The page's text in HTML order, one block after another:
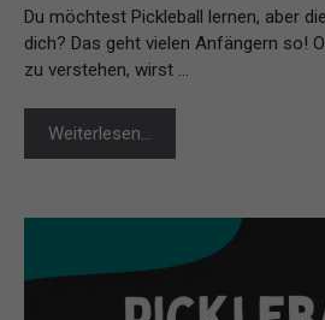
Du möchtest Pickleball lernen, aber
dich? Das geht vielen Anfängern so!
zu verstehen, wirst …
Weiterlesen…